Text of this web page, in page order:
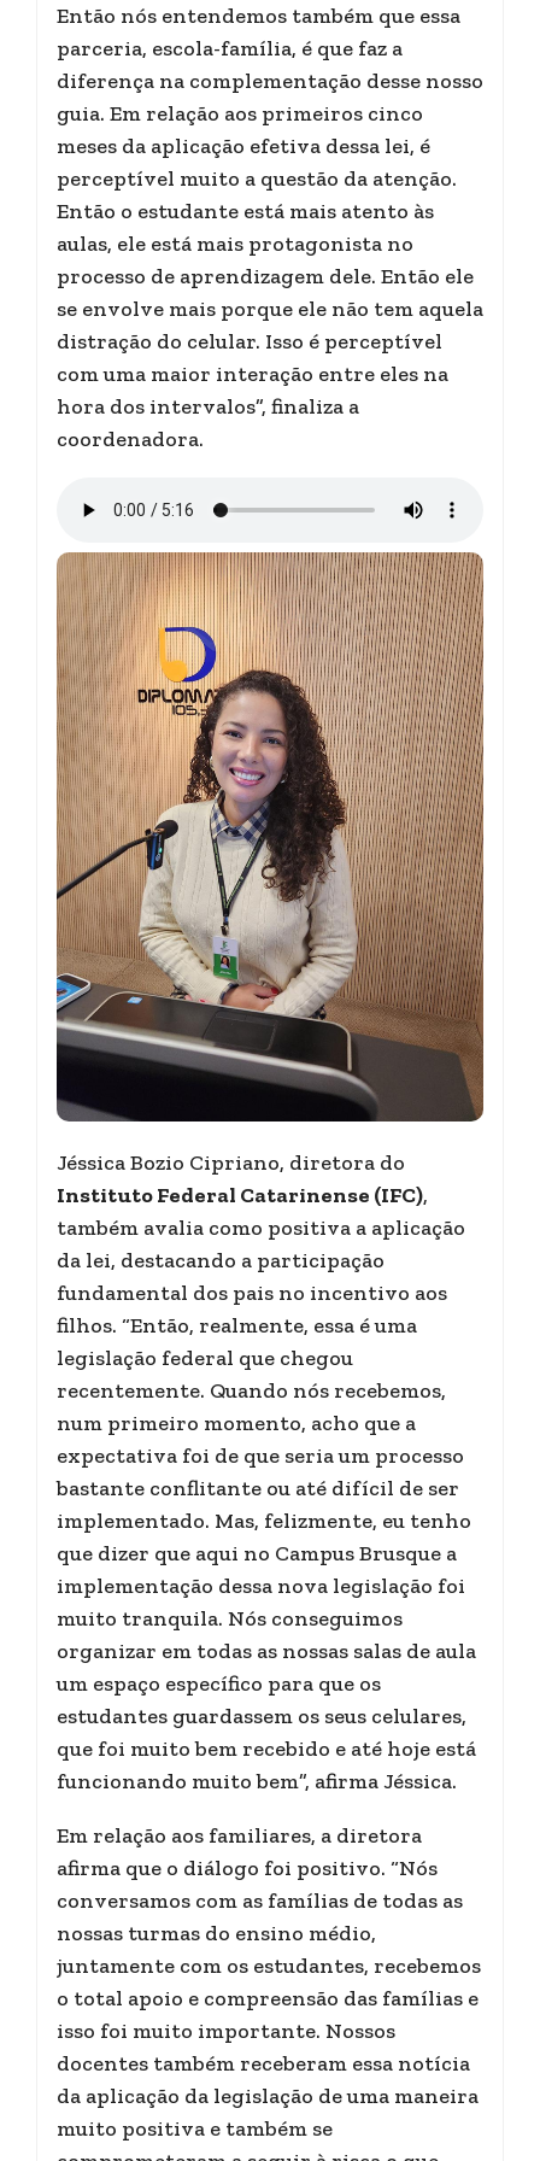
Então nós entendemos também que essa
parceria, escola-família, é que faz a
diferença na complementação desse nosso
guia. Em relação aos primeiros cinco
meses da aplicação efetiva dessa lei, é
perceptível muito a questão da atenção.
Então o estudante está mais atento às
aulas, ele está mais protagonista no
processo de aprendizagem dele. Então ele
se envolve mais porque ele não tem aquela
distração do celular. Isso é perceptível
com uma maior interação entre eles na
hora dos intervalos”, finaliza a
coordenadora.
Jéssica Bozio Cipriano, diretora do
Instituto Federal Catarinense (IFC),
também avalia como positiva a aplicação
da lei, destacando a participação
fundamental dos pais no incentivo aos
filhos. “Então, realmente, essa é uma
legislação federal que chegou
recentemente. Quando nós recebemos,
num primeiro momento, acho que a
expectativa foi de que seria um processo
bastante conflitante ou até difícil de ser
implementado. Mas, felizmente, eu tenho
que dizer que aqui no Campus Brusque a
implementação dessa nova legislação foi
muito tranquila. Nós conseguimos
organizar em todas as nossas salas de aula
um espaço específico para que os
estudantes guardassem os seus celulares,
que foi muito bem recebido e até hoje está
funcionando muito bem”, afirma Jéssica.
Em relação aos familiares, a diretora
afirma que o diálogo foi positivo. “Nós
conversamos com as famílias de todas as
nossas turmas do ensino médio,
juntamente com os estudantes, recebemos
o total apoio e compreensão das famílias e
isso foi muito importante. Nossos
docentes também receberam essa notícia
da aplicação da legislação de uma maneira
muito positiva e também se